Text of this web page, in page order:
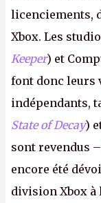
licenciements,
Xbox. Les
Keeper) et
font donc leurs
indépendants,
State of Decay)
sont revendus
encore été
division Xbox à